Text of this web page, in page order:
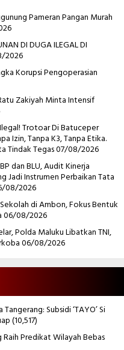
Pameran Pangan Murah
DI DUGA ILEGAL DI
2026
Korupsi Pengoperasian
Zakiyah Minta Intensif
Trotoar Di Batuceper
Izin, Tanpa K3, Tanpa Etika.
Tindak Tegas07/08/2026
dan BLU, Audit Kinerja
Jadi Instrumen Perbaikan Tata
08/2026
di Ambon, Fokus Bentuk
06/08/2026
Polda Maluku Libatkan TNI,
06/08/2026
Subsidi ‘TAYO’ Si
(10,517)
Raih Predikat Wilayah Bebas